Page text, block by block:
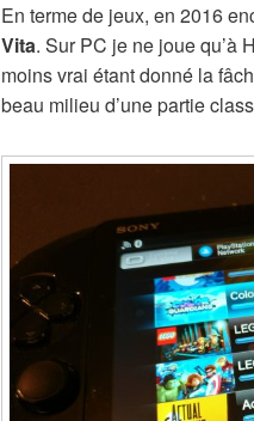
En terme de jeux, en 2016
Vita. Sur PC je ne joue qu’à
moins vrai étant donné la
beau milieu d’une partie